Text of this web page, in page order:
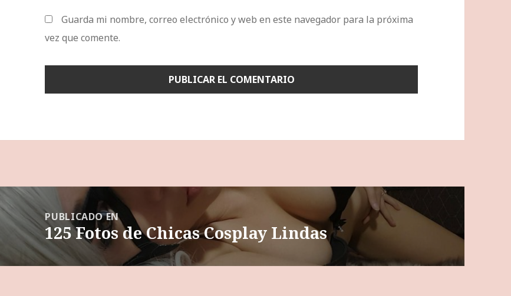
Guarda mi nombre, correo electrónico y web en este navegador para la próxima
vez que comente.
Navegación
de
entradas
PUBLICADO EN
125 Fotos de Chicas Cosplay Lindas